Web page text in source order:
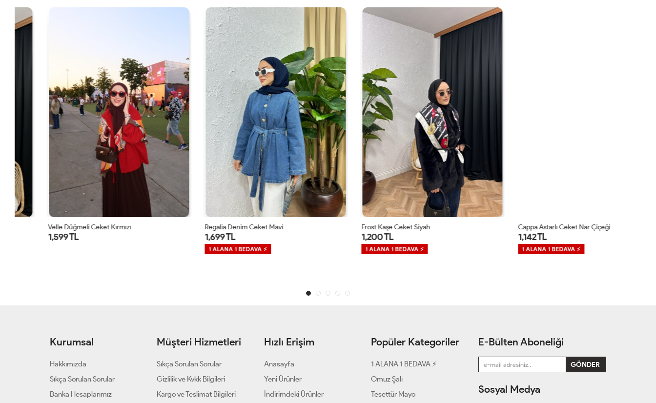
Velle Düğmeli Ceket Kırmızı
1,599 TL
Regalia Denim Ceket Mavi
1,699 TL
1 ALANA 1 BEDAVA ⚡
Frost Kaşe Ceket Siyah
1,200 TL
1 ALANA 1 BEDAVA ⚡
Cappa Astarlı Ceket Nar Çiçeği
1,142 TL
1 ALANA 1 BEDAVA ⚡
Kurumsal
Hakkımızda
Sıkça Sorulan Sorular
Banka Hesaplarımız
Müşteri Hizmetleri
Sıkça Sorulan Sorular
Gizlilik ve Kvkk Bilgileri
Kargo ve Teslimat Bilgileri
Hızlı Erişim
Anasayfa
Yeni Ürünler
İndirimdeki Ürünler
Popüler Kategoriler
1 ALANA 1 BEDAVA ⚡
Omuz Şalı
Tesettür Mayo
E-Bülten Aboneliği
Sosyal Medya